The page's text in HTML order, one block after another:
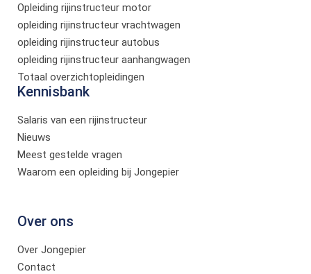
Opleiding rijinstructeur motor
opleiding rijinstructeur vrachtwagen
opleiding rijinstructeur autobus
opleiding rijinstructeur aanhangwagen
Totaal overzichtopleidingen
Kennisbank
Salaris van een rijinstructeur
Nieuws
Meest gestelde vragen
Waarom een opleiding bij Jongepier
Over ons
Over Jongepier
Contact